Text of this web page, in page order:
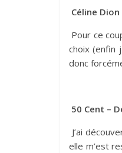
Céline
Pour ce
choix (enfin
donc
50 Cent –
J’ai
elle m’est